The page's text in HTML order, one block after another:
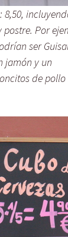
8,50,
Por
ser
jamón y un
de pollo